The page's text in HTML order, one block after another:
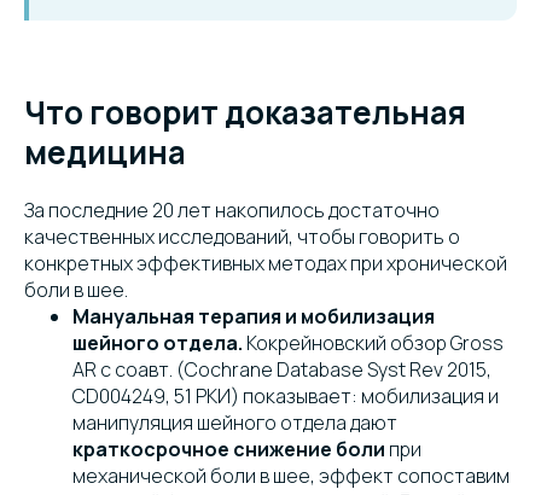
Что говорит доказательная
медицина
За последние 20 лет накопилось достаточно
качественных исследований, чтобы говорить о
конкретных эффективных методах при хронической
боли в шее.
Мануальная терапия и мобилизация
шейного отдела. Кокрейновский обзор Gross
AR с соавт. (Cochrane Database Syst Rev 2015,
CD004249, 51 РКИ) показывает: мобилизация и
манипуляция шейного отдела дают
краткосрочное снижение боли при
механической боли в шее, эффект сопоставим